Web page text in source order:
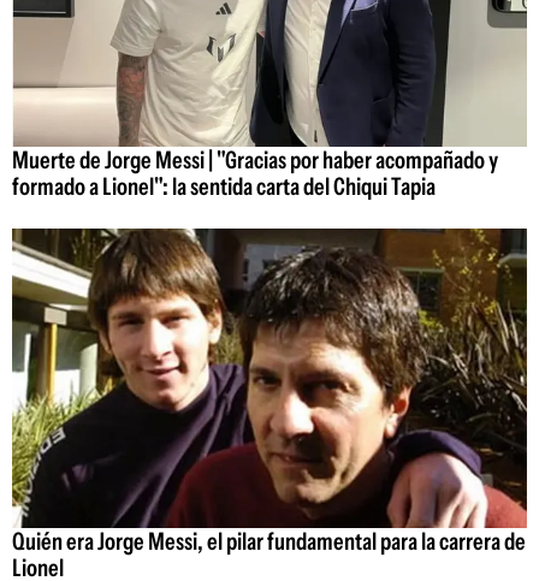
Muerte de Jorge Messi | "Gracias por haber acompañado y
formado a Lionel": la sentida carta del Chiqui Tapia
Quién era Jorge Messi, el pilar fundamental para la carrera de
Lionel